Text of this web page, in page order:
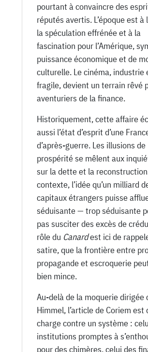
pourtant à convaincre des
réputés avertis. L’époque est à
la spéculation effrénée et à la
fascination pour l’Amérique,
puissance économique et de
culturelle. Le cinéma, industrie
fragile, devient un terrain rêvé
aventuriers de la finance.
Historiquement, cette affaire
aussi l’état d’esprit d’une
d’après-guerre. Les illusions de
prospérité se mêlent aux
sur la dette et la
contexte, l’idée qu’un milliard
capitaux étrangers puisse
séduisante — trop séduisante
pas susciter des excès de
rôle du Canardest ici de
satire, que la frontière entre
propagande et escroquerie
bien mince.
Au-delà de la moquerie dirigée
Himmel, l’article de Coriem est
charge contre un système :
institutions promptes à
pour des chimères, celui des